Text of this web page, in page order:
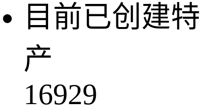
目前已创建特
产
16929